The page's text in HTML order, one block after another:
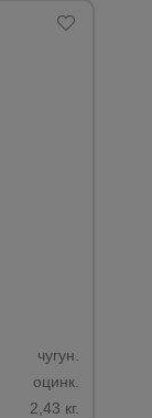
чугун.
оцинк.
2,43 кг.